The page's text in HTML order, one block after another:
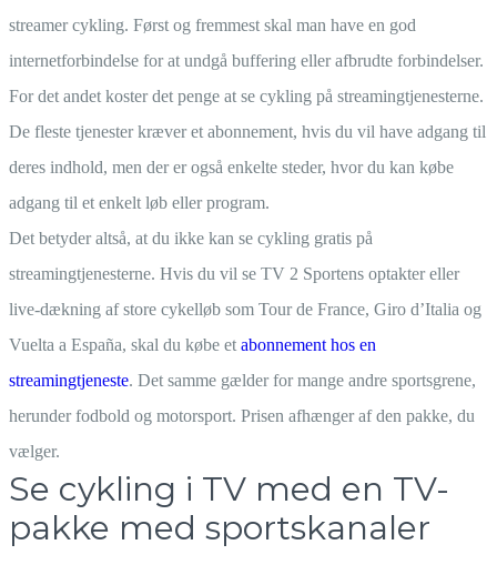
streamer cykling. Først og fremmest skal man have en god
internetforbindelse for at undgå buffering eller afbrudte forbindelser.
For det andet koster det penge at se cykling på streamingtjenesterne.
De fleste tjenester kræver et abonnement, hvis du vil have adgang til
deres indhold, men der er også enkelte steder, hvor du kan købe
adgang til et enkelt løb eller program.
Det betyder altså, at du ikke kan se cykling gratis på
streamingtjenesterne. Hvis du vil se TV 2 Sportens optakter eller
live-dækning af store cykelløb som Tour de France, Giro d’Italia og
Vuelta a España, skal du købe et abonnement hos en
streamingtjeneste. Det samme gælder for mange andre sportsgrene,
herunder fodbold og motorsport. Prisen afhænger af den pakke, du
vælger.
Se cykling i TV med en TV-
pakke med sportskanaler